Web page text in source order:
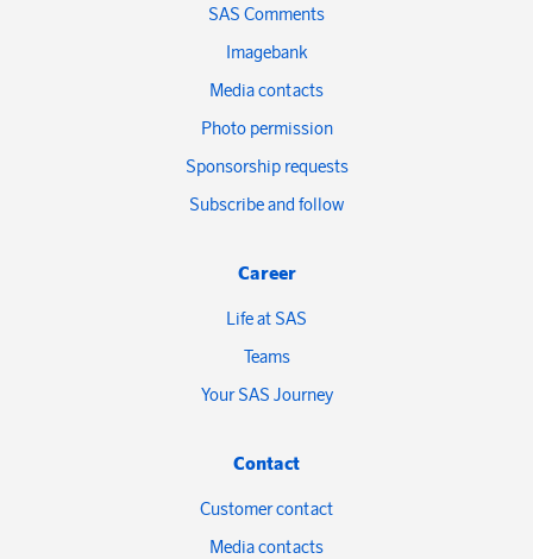
SAS Comments
Imagebank
Media contacts
Photo permission
Sponsorship requests
Subscribe and follow
Career
Life at SAS
Teams
Your SAS Journey
Contact
Customer contact
Media contacts